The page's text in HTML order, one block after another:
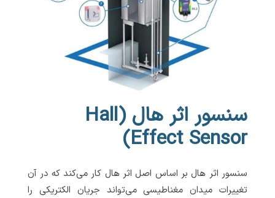
سنسور اثر هال (Hall
Effect Sensor)
سنسور اثر هال بر اساس اصل اثر هال کار می‌کند که در آن
تغییرات میدان مغناطیسی می‌تواند جریان الکتریکی را